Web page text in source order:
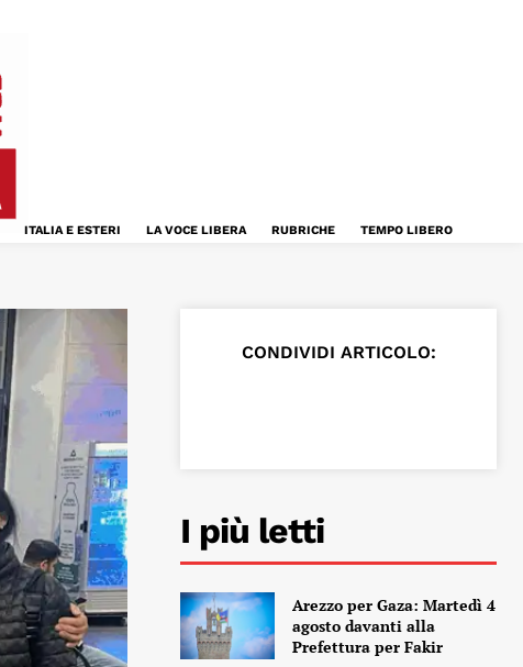
ITALIA E ESTERI LA VOCE LIBERA RUBRICHE TEMPO LIBERO
CONDIVIDI ARTICOLO:
I più letti
Arezzo per Gaza: Martedì 4
agosto davanti alla
Prefettura per Fakir